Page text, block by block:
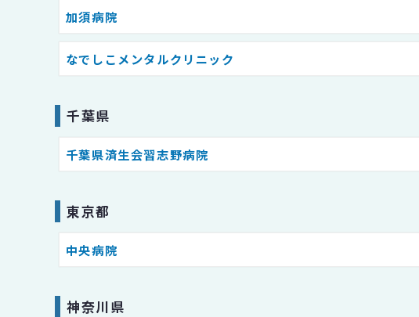
加須病院
なでしこメンタルクリニック
千葉県
千葉県済生会習志野病院
東京都
中央病院
神奈川県